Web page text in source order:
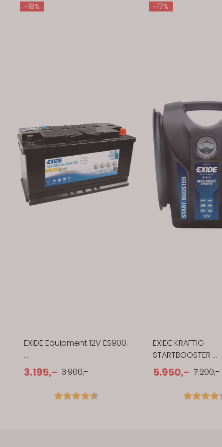
-18%
EXIDE Equipment 12V ES900.
...
3.195,- 3.900,-
Karakter:
-17%
EXIDE KRAFTIG
STARTBOOSTER ...
5.950,- 7.200,-
Karakter: